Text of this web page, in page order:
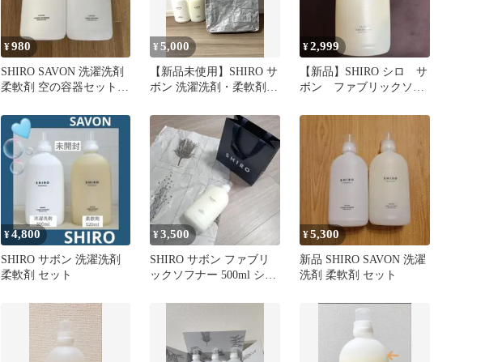
¥980
SHIRO SAVON 洗濯洗剤
柔軟剤 空の容器セット
¥5,000
【新品未使用】SHIRO サ
ボン 洗濯洗剤・柔軟剤・
¥2,999
【新品】SHIRO シロ サ
ボン ファブリックソフ
¥4,800
SHIRO サボン 洗濯洗剤
柔軟剤 セット
¥3,500
SHIRO サボン ファブリ
ックソフナー 500ml ショ
¥5,300
新品 SHIRO SAVON 洗濯
洗剤 柔軟剤 セット